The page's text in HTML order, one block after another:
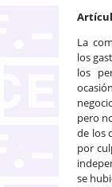
La
los
los
pero
de los
por
se